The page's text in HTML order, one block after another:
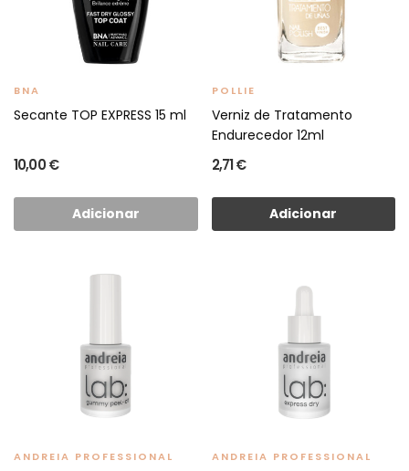
BNA
Secante TOP EXPRESS 15 ml
10,00 €
Adicionar
POLLIE
Verniz de Tratamento
Endurecedor 12ml
2,71 €
Adicionar
ANDREIA PROFESSIONAL ANDREIA PROFESSIONAL